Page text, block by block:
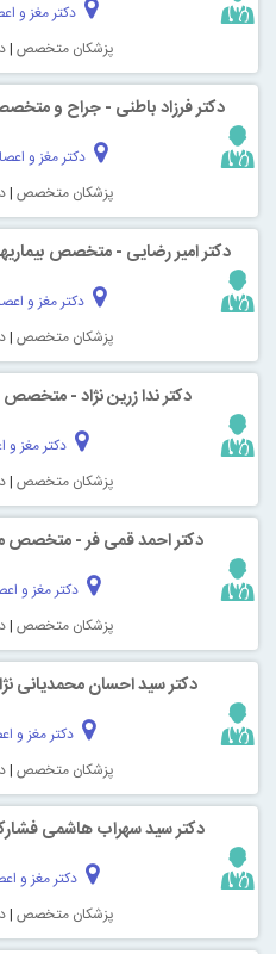
دکتر مغز و
پزشکان متخصص |
دکتر فرزاد باطنی - جراح و
دکتر مغز و
پزشکان متخصص |
دکتر امیر رضایی - متخصص
دکتر مغز و
پزشکان متخصص |
دکتر ندا زرین نژاد -
دکتر مغز
پزشکان متخصص |
دکتر احمد قمی فر - متخصص
دکتر مغز و
پزشکان متخصص |
دکتر سید احسان محمدیانی
دکتر مغز و
پزشکان متخصص |
دکتر سید سهراب هاشمی
دکتر مغز و
پزشکان متخصص |